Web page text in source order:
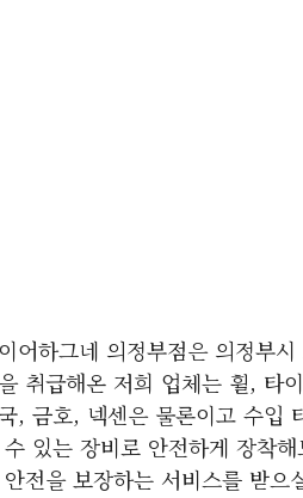
어하그네 의정부점은 의정부
취급해온 저희 업체는 휠, 타
, 금호, 넥센은 물론이고 수입
있는 장비로 안전하게 장착
전을 보장하는 서비스를 받으